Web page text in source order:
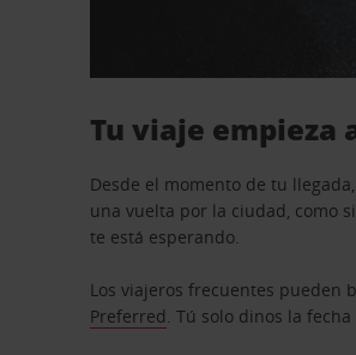
Tu viaje empieza
Desde el momento de tu
una vuelta por la ciudad, como
te está esperando.
Los viajeros frecuentes pueden
Preferred. Tú solo dinos la